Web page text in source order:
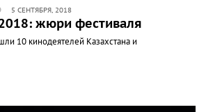
5 СЕНТЯБРЯ, 2018
жюри фестиваля
10 кинодеятелей Казахстана и